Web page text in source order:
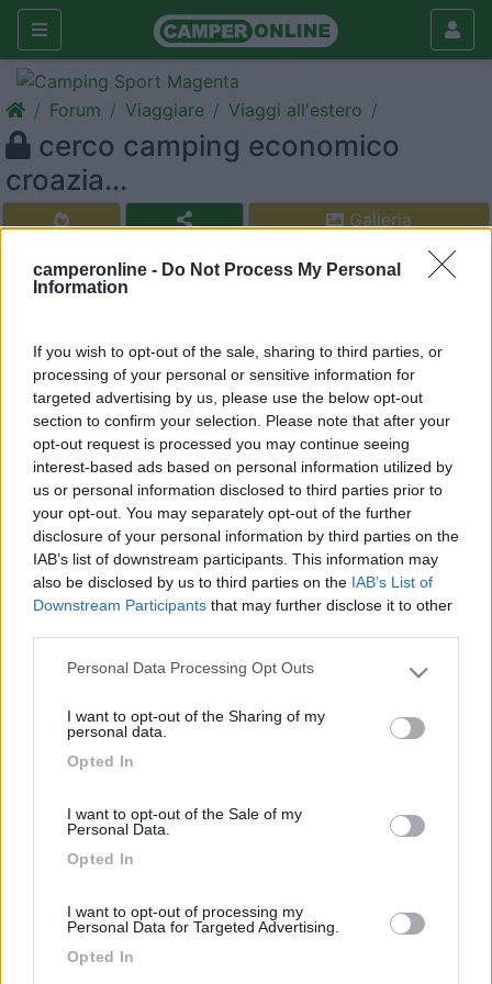
camperonline - Do Not Process My Personal
Information
If you wish to opt-out of the sale, sharing to third parties, or
processing of your personal or sensitive information for
targeted advertising by us, please use the below opt-out
section to confirm your selection. Please note that after your
opt-out request is processed you may continue seeing
interest-based ads based on personal information utilized by
us or personal information disclosed to third parties prior to
your opt-out. You may separately opt-out of the further
disclosure of your personal information by third parties on the
IAB’s list of downstream participants. This information may
also be disclosed by us to third parties on the IAB’s List of
Downstream Participants that may further disclose it to other
Please note that this website/app uses one or more Google
not limited to your visit or usage behaviour. You may click to
grant or deny consent to Google and its third-party tags to
use your data for below specified purposes in below Google
Personal Data Processing Opt Outs
I want to opt-out of the Sharing of my
personal data.
Opted In
I want to opt-out of the Sale of my
Personal Data.
Opted In
I want to opt-out of processing my
Personal Data for Targeted Advertising.
Opted In
Forum Viaggiare Viaggi all'estero
cerco camping economico
croazia...
Galleria
Inserito il 03/07/2006 alle: 14:22:29
per 10 gg mare fine luglio in istria o poco oltre (non oltre senj).
Non ho pretese sul lusso...basta che sia pulito con mare e mkt
vicino (non ho motorino ne bici al seguito)...adatto a bimbi di 7 e
5 anni...magari se poi si trova anche compagnia italiana...i bimbi
sono fantastici a socializzare.. non vorrei spendere una fortuna
...grazie.
KARINMAX
5
Inserito il03/07/2006 alle:19:03:56
Anche se devi fare un pò più di strada (comunque tutta
autostrada )ti consiglio la cittadina di Vodice Camping Imperial
si trova prorio in città sul lungo mare, spiggia fatta di sabbia e
piccoli sassi, mare non molto profondo va bene per chi ha
bambini piccoli, vista stupenda delle Kornati che si possono
piccoli. Naturalmente mare stupendo.
Argomenti recenti
MARCHI